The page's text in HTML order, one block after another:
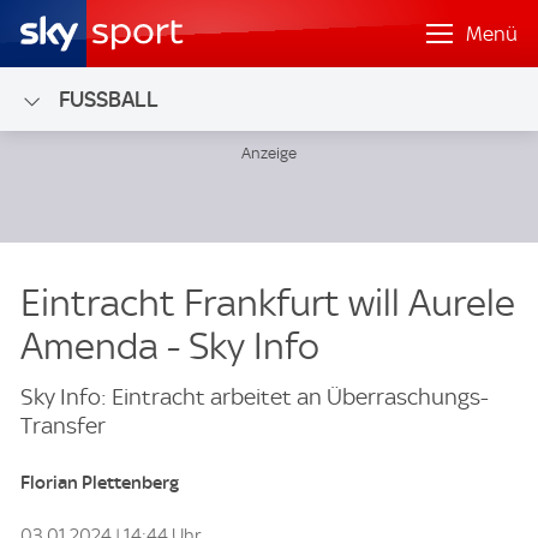
Menü
FUSSBALL
Eintracht Frankfurt will Aurele
Amenda - Sky Info
Sky Info: Eintracht arbeitet an Überraschungs-
Transfer
Florian Plettenberg